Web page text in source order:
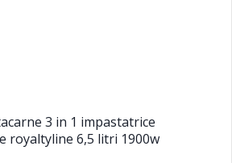
3 in 1 impastatrice
royaltyline 6,5 litri 1900w